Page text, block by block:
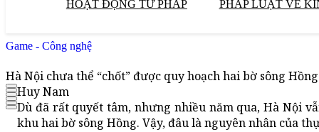
HOẠT ĐỘNG TƯ PHÁP PHÁP LUẬT VỀ
Game - Công nghệ
Hà Nội chưa thể “chốt” được quy hoạch hai bờ sông
Huy Nam
Dù đã rất quyết tâm, nhưng nhiều năm qua, Hà Nội
khu hai bờ sông Hồng. Vậy, đâu là nguyên nhân của